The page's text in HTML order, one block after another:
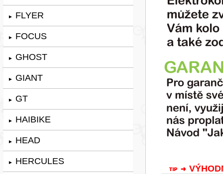
► FLYER
► FOCUS
► GHOST
► GIANT
► GT
► HAIBIKE
► HEAD
► HERCULES